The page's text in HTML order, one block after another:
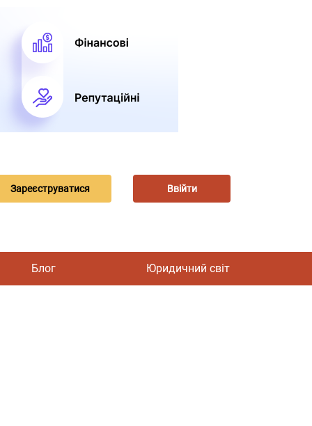
Зареєструватися Ввійти
Блог Юридичний світ